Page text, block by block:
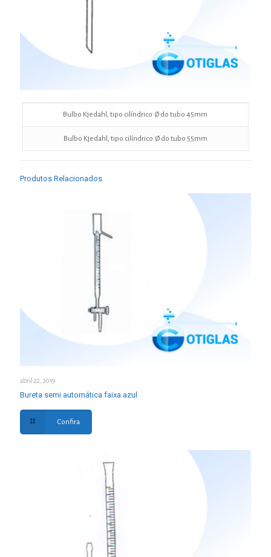
Bulbo Kjedahl, tipo cilíndrico Ø do tubo 45mm
Bulbo Kjedahl, tipo cilíndrico Ø do tubo 55mm
Produtos Relacionados
abril 22, 2019
Bureta semi automática faixa azul
Confira